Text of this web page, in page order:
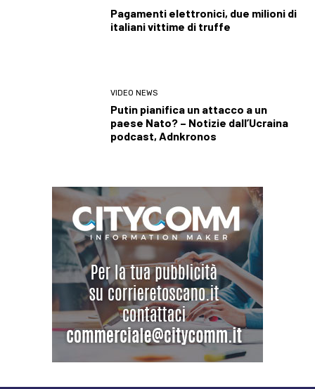
Pagamenti elettronici, due milioni di
italiani vittime di truffe
VIDEO NEWS
Putin pianifica un attacco a un
paese Nato? – Notizie dall’Ucraina
podcast, Adnkronos